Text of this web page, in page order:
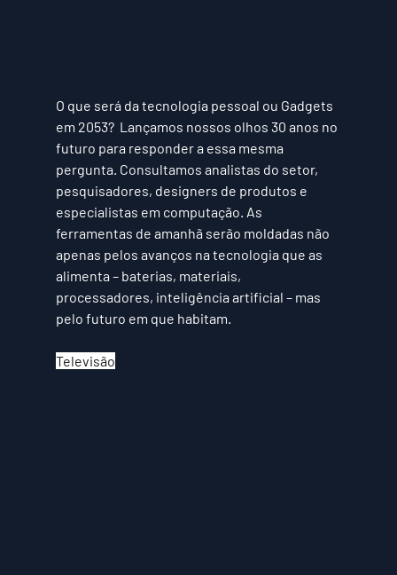
O que será da tecnologia pessoal ou Gadgets
em 2053?  Lançamos nossos olhos 30 anos no
futuro para responder a essa mesma
pergunta. Consultamos analistas do setor,
pesquisadores, designers de produtos e
especialistas em computação. As
ferramentas de amanhã serão moldadas não
apenas pelos avanços na tecnologia que as
alimenta – baterias, materiais,
processadores, inteligência artificial – mas
pelo futuro em que habitam.
Televisão